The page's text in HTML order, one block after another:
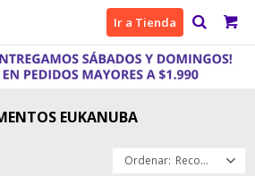
Ir a Tienda
EUKANUBA
Recomendados